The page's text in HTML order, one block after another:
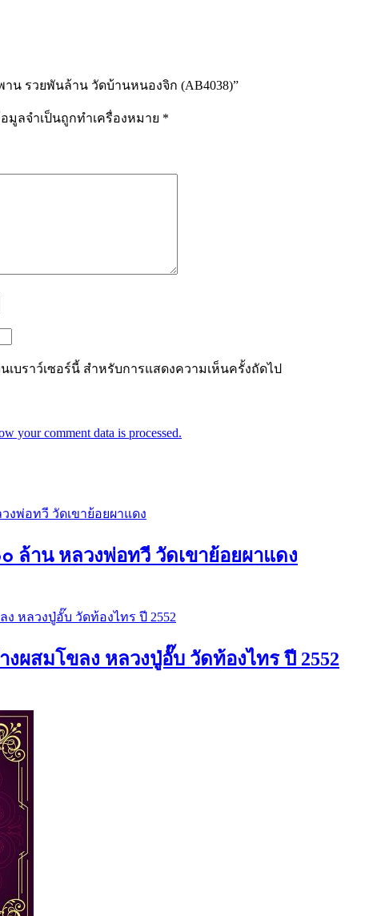
น รวยพันล้าน วัดบ้านหนองจิก (AB4038)”
มูลจำเป็นถูกทำเครื่องหมาย *
บราว์เซอร์นี้ สำหรับการแสดงความเห็นครั้งถัดไป
your comment data is processed.
ล้าน หลวงพ่อทวี วัดเขาย้อยผาแดง
ผสมโขลง หลวงปู่อั๊บ วัดท้องไทร ปี 2552